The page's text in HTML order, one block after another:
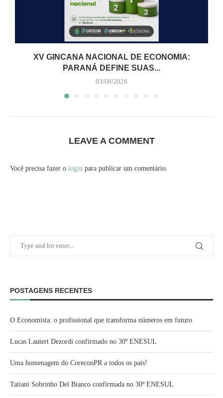
XV GINCANA NACIONAL DE ECONOMIA:
PARANÁ DEFINE SUAS...
03/08/2026
LEAVE A COMMENT
Você precisa fazer o login para publicar um comentário.
POSTAGENS RECENTES
O Economista: o profissional que transforma números em futuro
Lucas Lautert Dezordi confirmado no 30º ENESUL
Uma homenagem do CoreconPR a todos os pais!
Tatiani Sobrinho Del Bianco confirmada no 30º ENESUL